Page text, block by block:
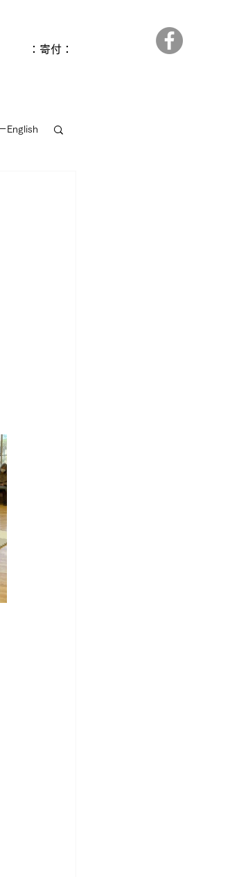
：寄付：
English
和田館